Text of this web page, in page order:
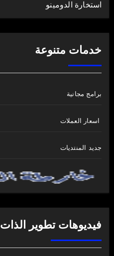
استخارة الدومينو
خدمات متنوعة
برامج مجانية
اسعار العملات
جديد المنتديات
فيديوهات تطوير الذات